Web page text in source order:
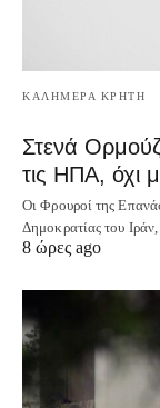
ΚΑΛΗΜΕΡΑ ΚΡΗΤΗ
Στενά
τις ΗΠΑ, όχι
Οι Φρουροί της
Δημοκρατίας του
8 ώρες ago